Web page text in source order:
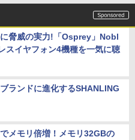
脅威の実力!「Osprey」Nobl
スイヤフォン4機種を一気に聴
ランドに進化するSHANLING
メモリ倍増！メモリ32GBの